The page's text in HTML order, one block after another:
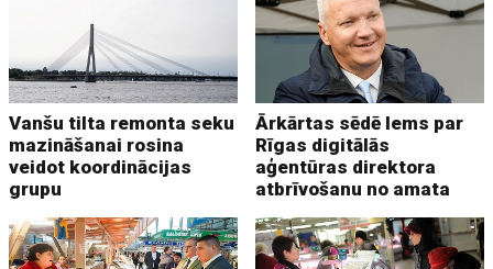
Vanšu tilta remonta seku
mazināšanai rosina
veidot koordinācijas
grupu
Ārkārtas sēdē lems par
Rīgas digitālās
aģentūras direktora
atbrīvošanu no amata